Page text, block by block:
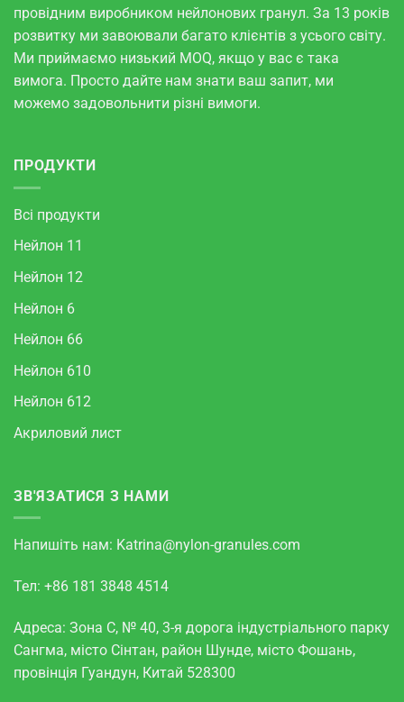
провідним виробником нейлонових гранул. За 13 років
розвитку ми завоювали багато клієнтів з усього світу.
Ми приймаємо низький MOQ, якщо у вас є така
вимога. Просто дайте нам знати ваш запит, ми
можемо задовольнити різні вимоги.
ПРОДУКТИ
Всі продукти
Нейлон 11
Нейлон 12
Нейлон 6
Нейлон 66
Нейлон 610
Нейлон 612
Акриловий лист
ЗВ'ЯЗАТИСЯ З НАМИ
Напишіть нам: Katrina@nylon-granules.com
Тел: +86 181 3848 4514
Адреса: Зона С, № 40, 3-я дорога індустріального парку
Сангма, місто Сінтан, район Шунде, місто Фошань,
провінція Гуандун, Китай 528300